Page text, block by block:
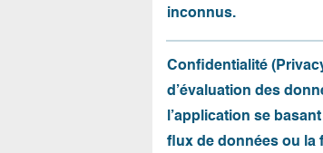
inconnus.
Confidentialité
d’évaluation des
l’application se
flux de données ou la